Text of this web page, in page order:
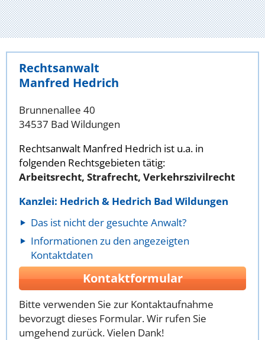
Rechtsanwalt
Manfred Hedrich
Brunnenallee 40
34537 Bad Wildungen
Rechtsanwalt Manfred Hedrich ist u.a. in
folgenden Rechtsgebieten tätig:
Arbeitsrecht, Strafrecht, Verkehrszivilrecht
Kanzlei: Hedrich & Hedrich Bad Wildungen
Das ist nicht der gesuchte Anwalt?
Informationen zu den angezeigten
Kontaktdaten
Kontaktformular
Bitte verwenden Sie zur Kontaktaufnahme
bevorzugt dieses Formular. Wir rufen Sie
umgehend zurück. Vielen Dank!